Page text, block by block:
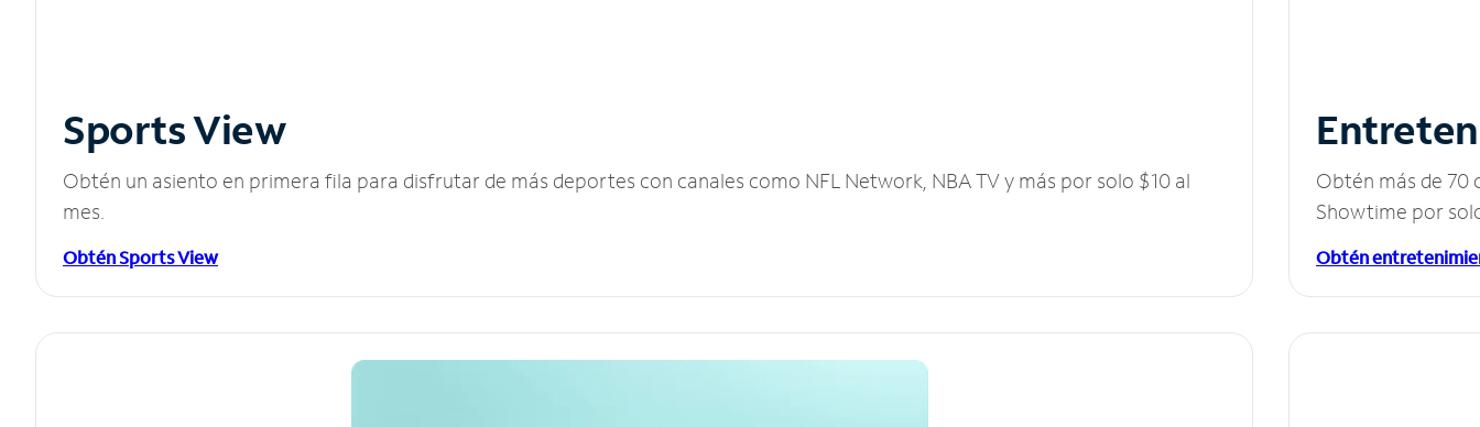
Sports View
Obtén un asiento en primera fila para disfrutar de más deportes con canales como NFL Network, NBA TV y más por solo $10 al
mes.
Obtén Sports View
Obtén más de 70
Showtime por
Obtén